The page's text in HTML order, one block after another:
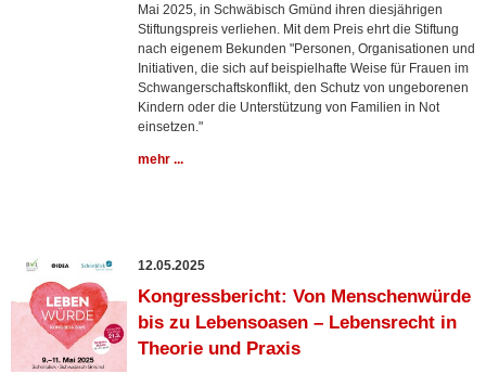
Mai 2025, in Schwäbisch Gmünd ihren diesjährigen
Stiftungspreis verliehen. Mit dem Preis ehrt die Stiftung
nach eigenem Bekunden "Personen, Organisationen und
Initiativen, die sich auf beispielhafte Weise für Frauen im
Schwangerschaftskonflikt, den Schutz von ungeborenen
Kindern oder die Unterstützung von Familien in Not
einsetzen."
mehr ...
12.05.2025
Kongressbericht: Von Menschenwürde
bis zu Lebensoasen – Lebensrecht in
Theorie und Praxis